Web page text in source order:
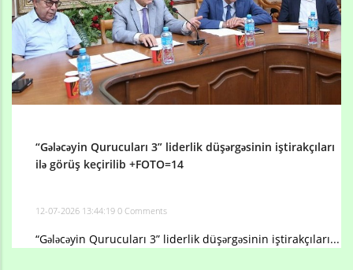
“Gələcəyin Qurucuları 3” liderlik düşərgəsinin iştirakçıları
ilə görüş keçirilib +FOTO=14
12-07-2026 13:44:19 0 Comments
“Gələcəyin Qurucuları 3” liderlik düşərgəsinin iştirakçıları...